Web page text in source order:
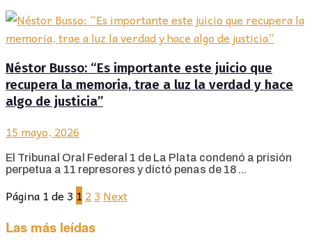
Néstor Busso: “Es importante este juicio que
recupera la memoria, trae a luz la verdad y hace
algo de justicia”
15 mayo, 2026
El Tribunal Oral Federal 1 de La Plata condenó a prisión
perpetua a 11 represores y dictó penas de 18 ...
Página 1 de 3 1 23 Next
Las más leídas